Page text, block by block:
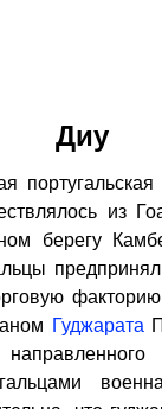
Диу
из
берегу
Гуджарата